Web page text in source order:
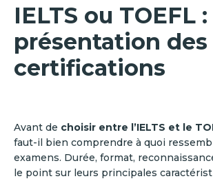
IELTS ou TOEFL :
présentation
certifications
Avant de choisir entre l’IELTS et le
faut-il bien comprendre à quoi
examens. Durée, format,
le point sur leurs principales